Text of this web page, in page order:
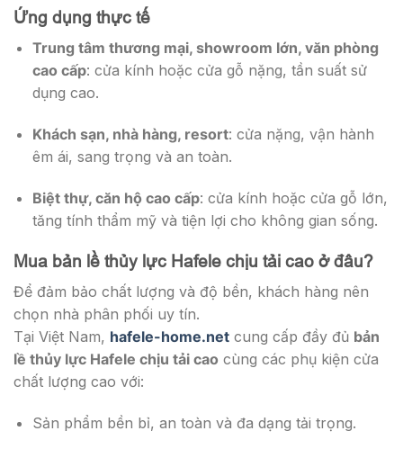
Ứng dụng thực tế
Trung tâm thương mại, showroom lớn, văn phòng
cao cấp: cửa kính hoặc cửa gỗ nặng, tần suất sử
dụng cao.
Khách sạn, nhà hàng, resort: cửa nặng, vận hành
êm ái, sang trọng và an toàn.
Biệt thự, căn hộ cao cấp: cửa kính hoặc cửa gỗ lớn,
tăng tính thẩm mỹ và tiện lợi cho không gian sống.
Mua bản lề thủy lực Hafele chịu tải cao ở đâu?
Để đảm bảo chất lượng và độ bền, khách hàng nên
chọn nhà phân phối uy tín.
Tại Việt Nam, hafele-home.net cung cấp đầy đủ bản
lề thủy lực Hafele chịu tải cao cùng các phụ kiện cửa
chất lượng cao với:
Sản phẩm bền bỉ, an toàn và đa dạng tải trọng.